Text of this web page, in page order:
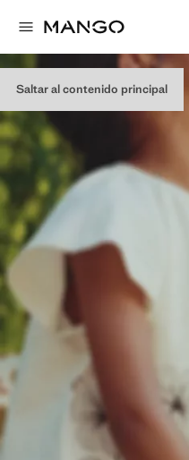
Saltar al contenido principal